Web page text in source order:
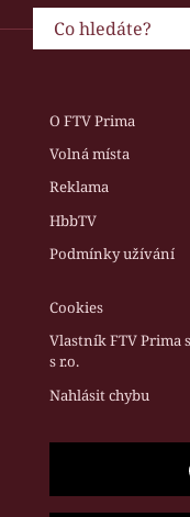
O FTV Prima
Volná místa
Reklama
HbbTV
Podmínky užívání
Cookies
Vlastník FTV Prima
s r.o.
Nahlásit chybu